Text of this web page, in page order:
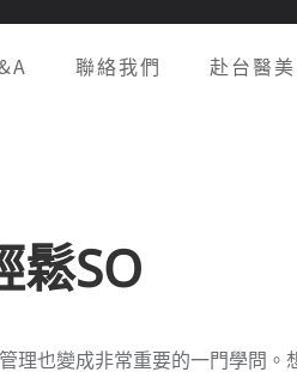
聯絡我們 赴台醫美
鬆SO
理也變成非常重要的一門學問。